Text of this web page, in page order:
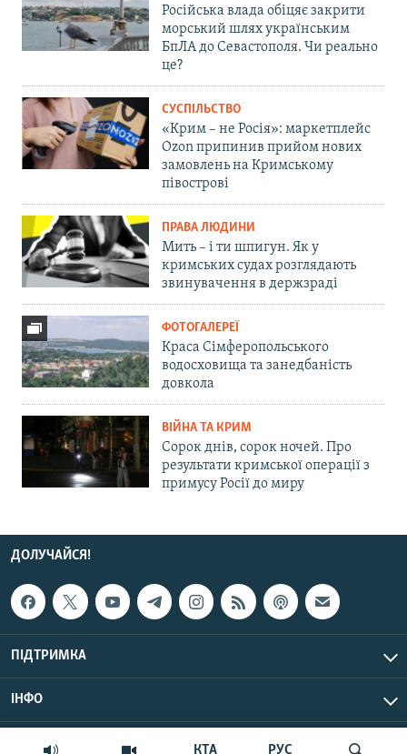
КТА РУС
Російська влада обіцяє закрити
морський шлях українським
БпЛА до Севастополя. Чи реально
це?
СУСПІЛЬСТВО
«Крим – не Росія»: маркетплейс
Ozon припинив прийом нових
замовлень на Кримському
півострові
ПРАВА ЛЮДИНИ
Мить – і ти шпигун. Як у
кримських судах розглядають
звинувачення в держзраді
ФОТОГАЛЕРЕЇ
Краса Сімферопольського
водосховища та занедбаність
довкола
ВІЙНА ТА КРИМ
Сорок днів, сорок ночей. Про
результати кримської операції з
примусу Росії до миру
ДОЛУЧАЙСЯ!
ПІДТРИМКА
ІНФО
© Крим.Реалії, 2026 | Усі права застережено.